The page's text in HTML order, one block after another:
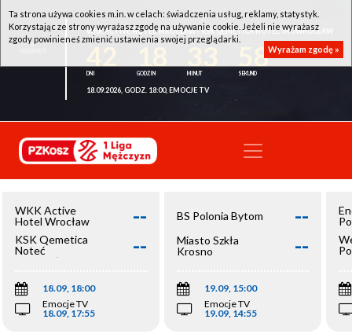
WKK ACTIVE HOTEL WROCŁAW - KSK QEMETICA NOTEĆ INOWROCŁAW
57
18.09.2026, GODZ. 18:00, EMOCJE TV
WKK Active
Hotel Wrocław
--
KSK Qemetica
Noteć
Inowrocław
--
18.09, 18:00
Emocje TV
18.09, 17:55
BS Polonia Bytom --
Miasto Szkła
Krosno
--
19.09, 15:00
Emocje TV
19.09, 14:55
Ta strona używa cookies m.in. w celach: świadczenia usług, reklamy, statystyk.
Korzystając ze strony wyrażasz zgodę na używanie cookie. Jeżeli nie wyrażasz
zgody powinieneś zmienić ustawienia swojej przeglądarki.
Wyrażam zgodę »